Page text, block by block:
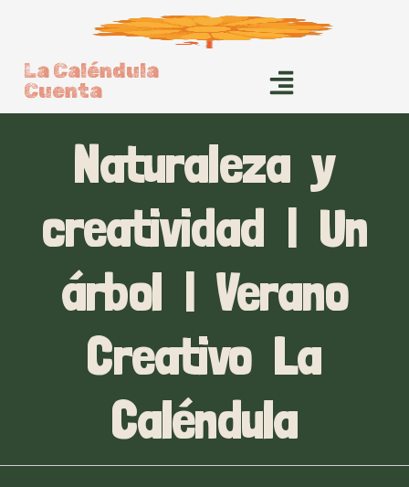
La Caléndula
Cuenta
Naturaleza y
creatividad | Un
árbol | Verano
Creativo La
Caléndula